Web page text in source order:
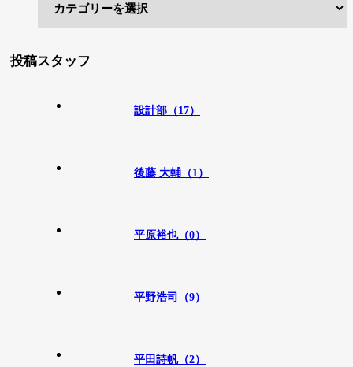
投稿スタッフ
設計部（17）
後藤 大輔（1）
平原裕也（0）
平野浩司（9）
平田詩帆（2）